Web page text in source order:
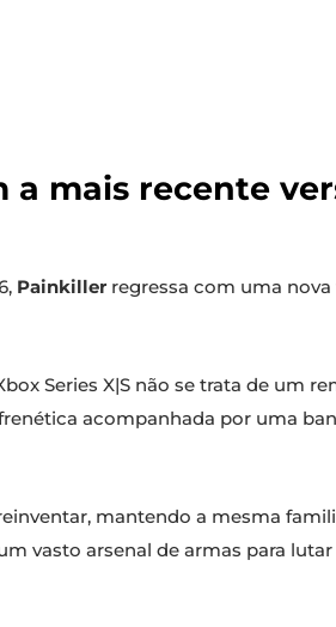
a mais recente
Painkiller regressa com uma
Series X|S não se trata de um
acompanhada por uma
mantendo a mesma
vasto arsenal de armas para